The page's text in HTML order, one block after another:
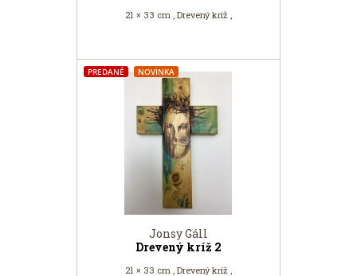
21 × 33 cm , Drevený kríž ,
Jonsy Gáll
Drevený kríž 2
21 × 33 cm , Drevený kríž ,
PREDANÉ NOVINKA